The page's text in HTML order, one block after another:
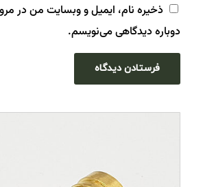
ذخیره نام، ایمیل و وبسایت من در
دوباره دیدگاهی می‌نویسم.